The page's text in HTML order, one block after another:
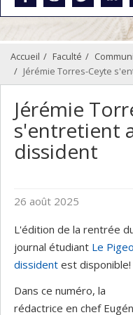
Accueil Faculté
Jérémie Torres-Ceyte
Jérémie
s'entretient
dissident
26 août 2025
L'édition de la rentrée
journal étudiant Le
dissident est disponible!
Dans ce numéro, la
rédactrice en chef